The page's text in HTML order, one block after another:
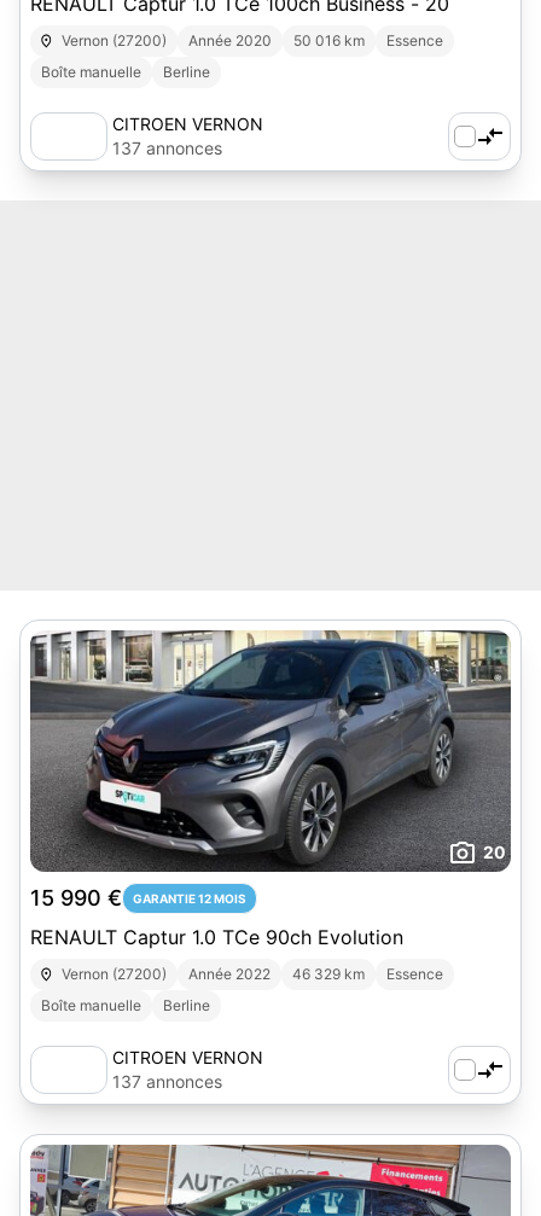
Vernon (27200) Année 2020 50 016 km
Essence
Boîte manuelle
Berline
CITROEN VERNON
137 annonces
20
15 990 € GARANTIE 12 MOIS
RENAULT Captur 1.0 TCe 90ch Evolution
Vernon (27200) Année 2022 46 329 km
Essence
Boîte manuelle
Berline
CITROEN VERNON
137 annonces